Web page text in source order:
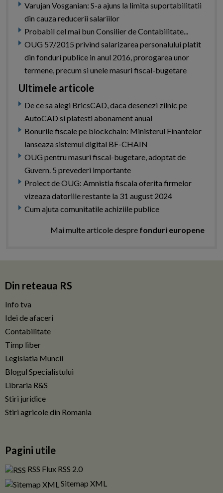
Varujan Vosganian: S-a ajuns la limita suportabilitatii
din cauza reducerii salariilor
Probabil cel mai bun Consilier de Contabilitate...
OUG 57/2015 privind salarizarea personalului platit
din fonduri publice in anul 2016, prorogarea unor
termene, precum si unele masuri fiscal-bugetare
Ultimele articole
De ce sa alegi BricsCAD, daca desenezi zilnic pe
AutoCAD si platesti abonament anual
Bonurile fiscale pe blockchain: Ministerul Finantelor
lanseaza sistemul digital BF-CHAIN
OUG pentru masuri fiscal-bugetare, adoptat de
Guvern. 5 prevederi importante
Proiect de OUG: Amnistia fiscala oferita firmelor
vizeaza datoriile restante la 31 august 2024
Cum ajuta comunitatile achiziile publice
Mai multe articole despre fonduri europene
Din reteaua RS
Info tva
Idei de afaceri
Contabilitate
Timp liber
Legislatia Muncii
Blogul Specialistului
Libraria R&S
Stiri juridice
Stiri agricole din Romania
Pagini utile
RSS Flux RSS 2.0
Sitemap XML